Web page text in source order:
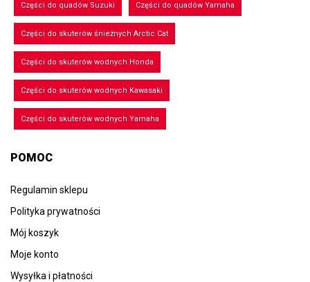
Części do quadów Suzuki Części do quadów Yamaha
Części do skuterów śnieżnych Arctic Cat
Części do skuterów wodnych Honda
Części do skuterów wodnych Kawasaki
Części do skuterów wodnych Yamaha
POMOC
Regulamin sklepu
Polityka prywatności
Mój koszyk
Moje konto
Wysyłka i płatności